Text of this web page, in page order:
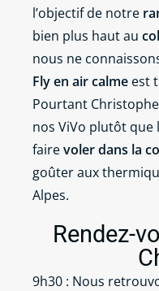
l’objectif de notre
bien plus haut au
nous ne
Fly en air calme est
Pourtant
nos ViVo plutôt que
fairevoler dans la
goûter aux
Alpes.
Rendez-
9h30 : Nous